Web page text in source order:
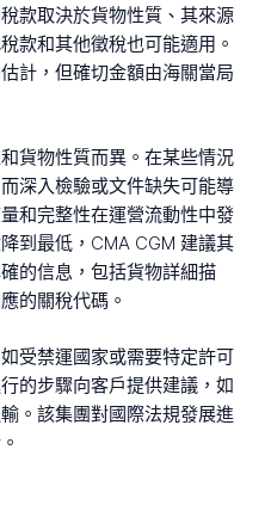
款取決於貨物性質、其來源
款和其他徵稅也可能適用。
計，但確切金額由海關當局
貨物性質而異。在某些情況
深入檢驗或文件缺失可能導
和完整性在運營流動性中發
到最低，CMA CGM 建議其
的信息，包括貨物詳細描
的關稅代碼。
受禁運國家或需要特定許可
的步驟向客戶提供建議，如
。該集團對國際法規發展進